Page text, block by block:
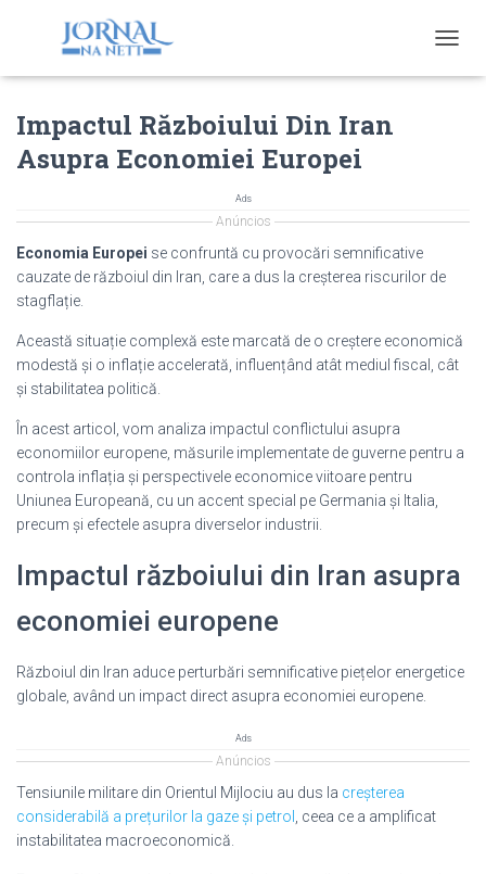
O
V
O
N
Impactul Războiului Din Iran
Asupra Economiei Europei
Ads
Anúncios
Economia Europei se confruntă cu provocări semnificative
cauzate de războiul din Iran, care a dus la creșterea riscurilor de
stagflație.
Această situație complexă este marcată de o creștere economică
modestă și o inflație accelerată, influențând atât mediul fiscal, cât
și stabilitatea politică.
În acest articol, vom analiza impactul conflictului asupra
economiilor europene, măsurile implementate de guverne pentru a
controla inflația și perspectivele economice viitoare pentru
Uniunea Europeană, cu un accent special pe Germania și Italia,
precum și efectele asupra diverselor industrii.
Impactul războiului din Iran asupra
economiei europene
Războiul din Iran aduce perturbări semnificative piețelor energetice
globale, având un impact direct asupra economiei europene.
Ads
Anúncios
Tensiunile militare din Orientul Mijlociu au dus la creșterea
considerabilă a prețurilor la gaze și petrol
, ceea ce a amplificat
instabilitatea macroeconomică.